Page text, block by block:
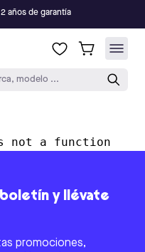
años de garantía
modelo ...
not a function
y llévate
promociones,